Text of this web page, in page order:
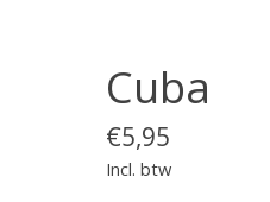
Cuba
€5,95
Incl. btw